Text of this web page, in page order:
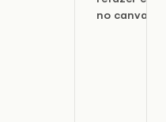
no canvas